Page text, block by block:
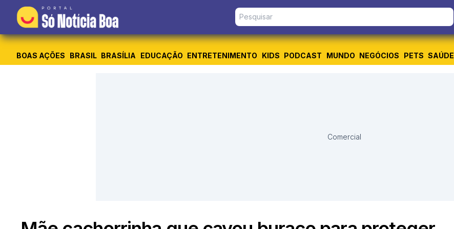
BOAS AÇÕES BRASIL BRASÍLIA EDUCAÇÃO ENTRETENIMENTO KIDS PODCAST MUNDO NEGÓCIOS PETS SAÚDE
Comercial